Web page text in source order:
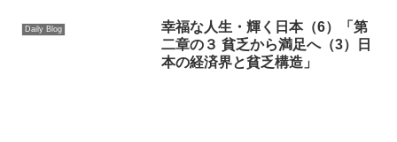
Daily Blog
幸福な人生・輝く日本（6）「第
二章の３ 貧乏から満足へ（3）日
本の経済界と貧乏構造」